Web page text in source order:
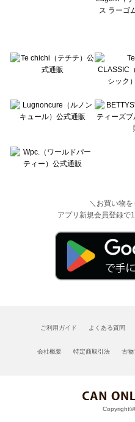
＼お買い物
アプリ新規会員登録で
ご利用ガイド よくある質問
会社概要 特定商取引法 古物